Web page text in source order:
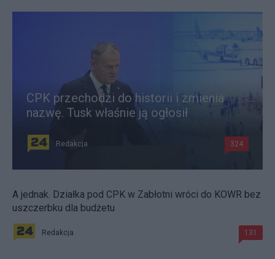
CPK przechodzi do historii i zmienia
nazwę. Tusk właśnie ją ogłosił
Redakcja 324
A jednak. Działka pod CPK w Zabłotni wróci do KOWR bez
uszczerbku dla budżetu
Redakcja 131